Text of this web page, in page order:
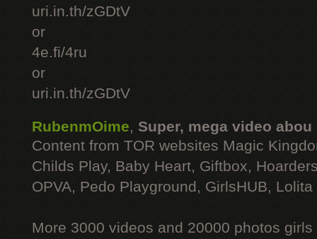
uri.in.th/zGDtV
or
4e.fi/4ru
or
uri.in.th/zGDtV
RubenmOime, Super, mega video abou
Content from TOR websites Magic
Childs Play, Baby Heart, Giftbox,
OPVA, Pedo Playground, GirlsHUB, Lolita
More 3000 videos and 20000 photos